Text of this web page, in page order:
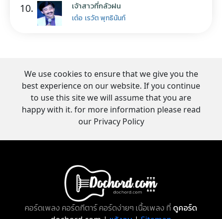
10. เจ้าสาวที่กลัวฝน
เต๋อ เรวัต พุทธินันท์
We use cookies to ensure that we give you the
best experience on our website. If you continue
to use this site we will assume that you are
happy with it. for more information please read
our Privacy Policy
คอร์ดเพลง คอร์ดกีตาร์ คอร์ดง่ายๆ เนื้อเพลง ที่ ดูคอร์ด